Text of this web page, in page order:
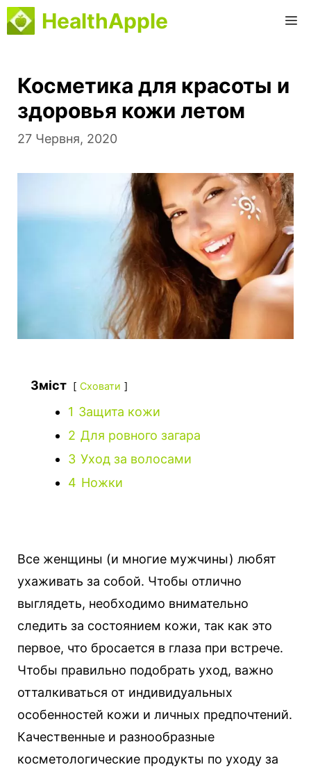
Перейти
до
HealthApple
Косметика для красоты и
здоровья кожи летом
27 Червня, 2020
Зміст Сховати
1 Защита кожи
2 Для ровного загара
3 Уход за волосами
4 Ножки
Все женщины (и многие мужчины) любят
ухаживать за собой. Чтобы отлично
выглядеть, необходимо внимательно
следить за состоянием кожи, так как это
первое, что бросается в глаза при встрече.
Чтобы правильно подобрать уход, важно
отталкиваться от индивидуальных
особенностей кожи и личных предпочтений.
Качественные и разнообразные
косметологические продукты по уходу за